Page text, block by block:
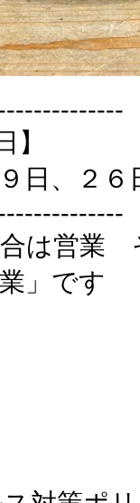
】
日、２６
は営業
」です